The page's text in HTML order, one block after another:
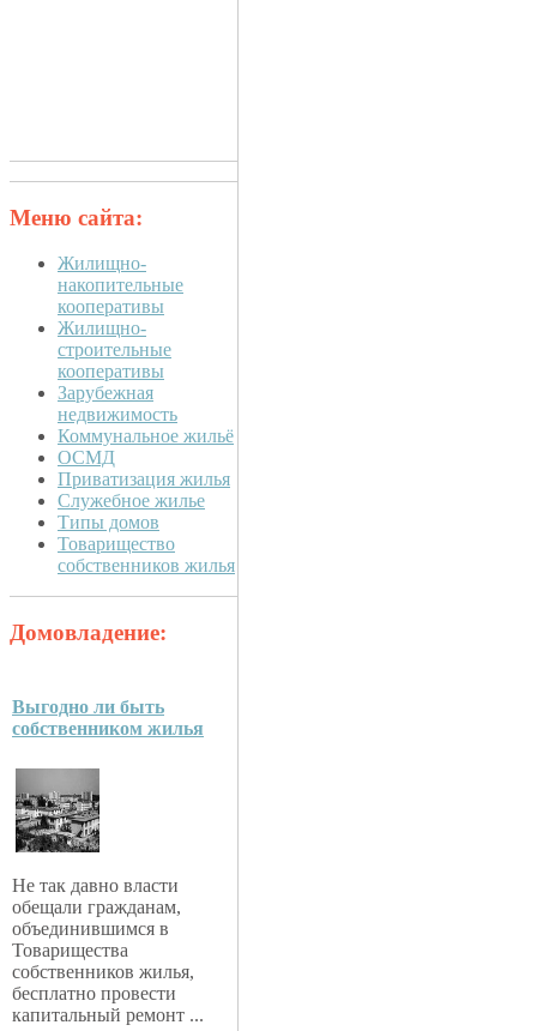
Меню сайта:
Жилищно-
накопительные
кооперативы
Жилищно-
строительные
кооперативы
Зарубежная
недвижимость
Коммунальное жильё
ОСМД
Приватизация жилья
Служебное жилье
Типы домов
Товарищество
собственников жилья
Домовладение:
Выгодно ли быть
собственником жилья
Не так давно власти
обещали гражданам,
объединившимся в
Товарищества
собственников жилья,
бесплатно провести
капитальный ремонт ...